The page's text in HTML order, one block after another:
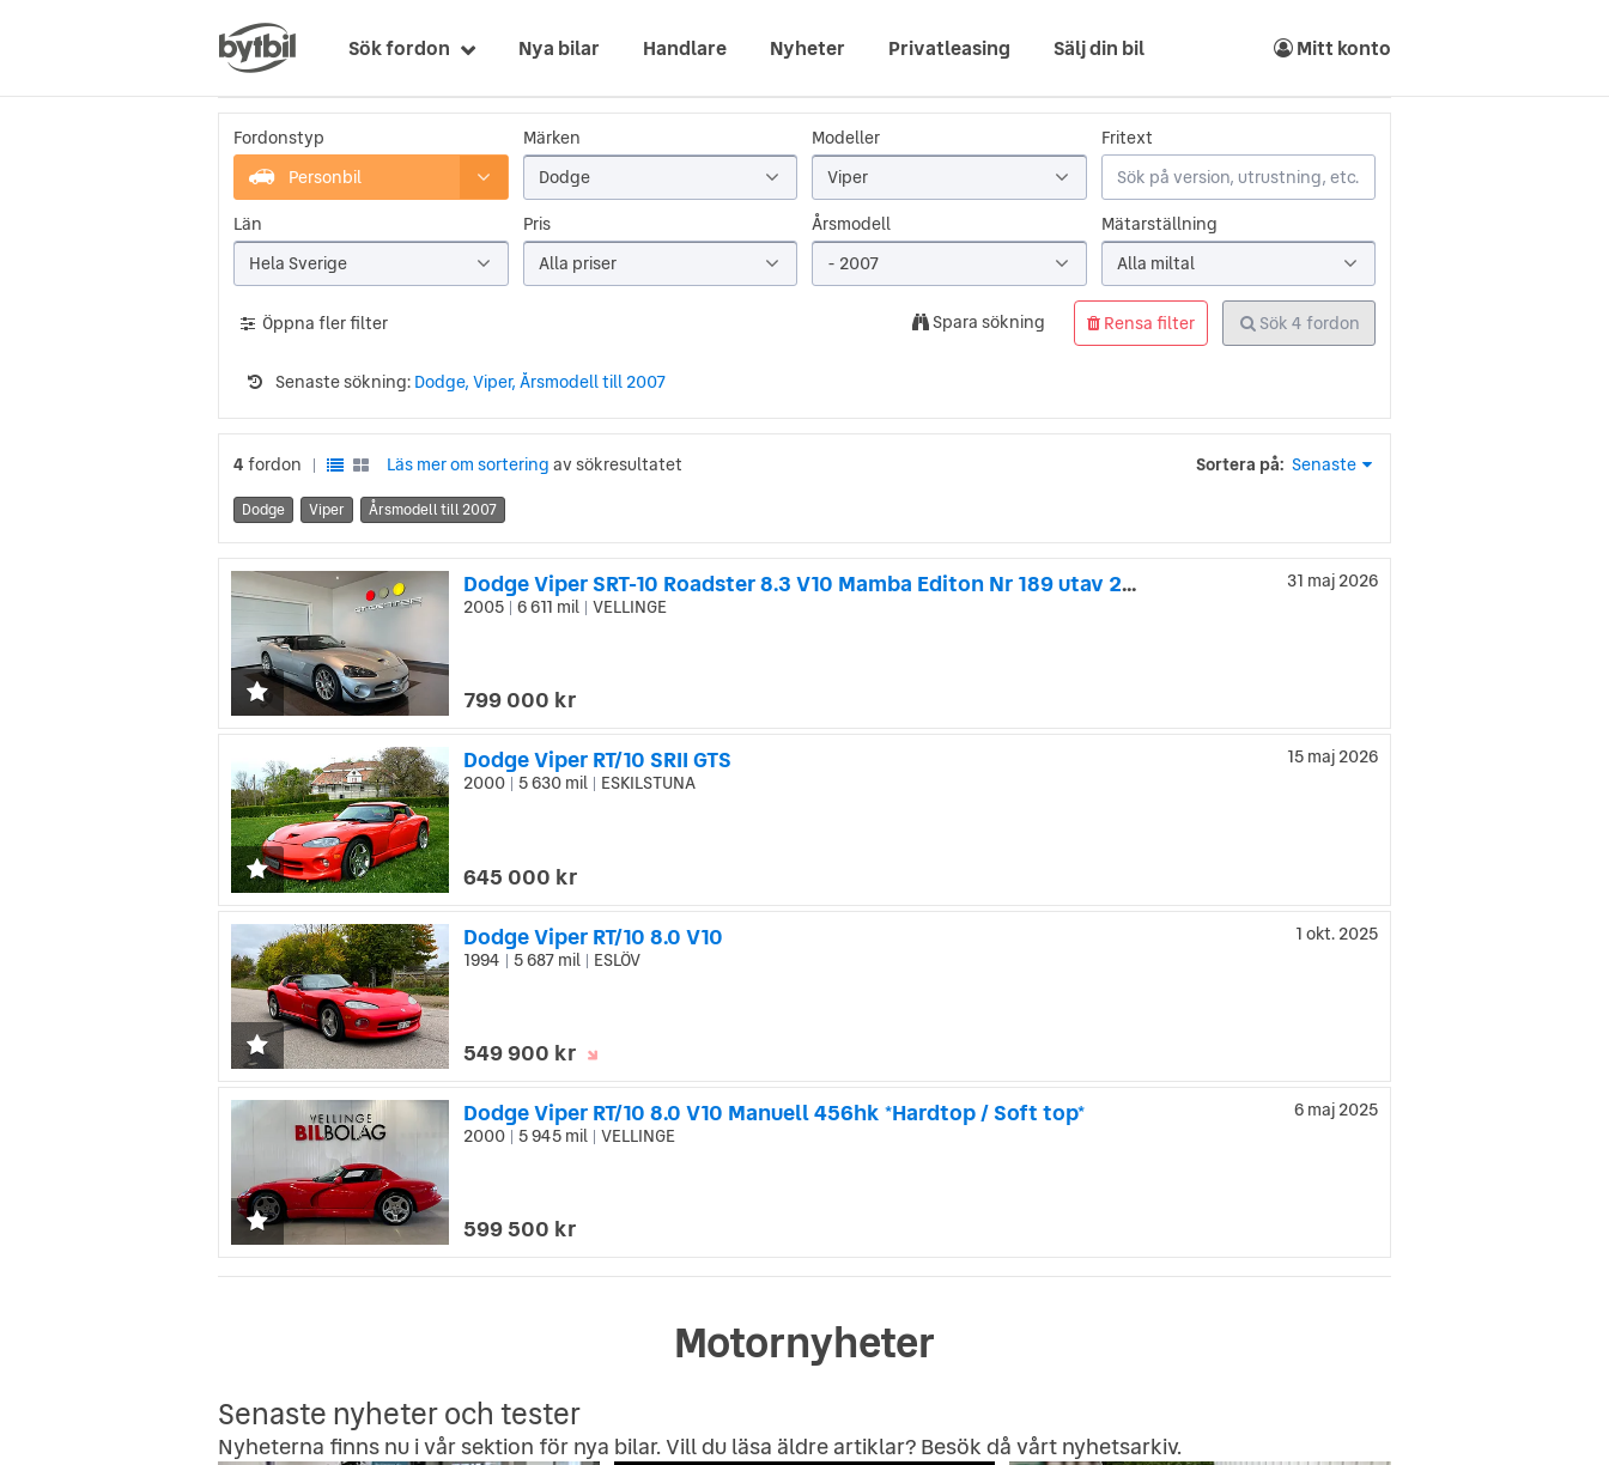
Sök fordon Nya bilar Handlare Nyheter Privatleasing Sälj din bil Mitt konto
Fordonstyp
Personbil
Märken
Dodge
Modeller
Viper
Fritext
Län
Hela Sverige
Pris
Alla priser
Årsmodell
- 2007
Mätarställning
Alla miltal
Öppna fler filter Spara sökning Rensa filter Sök 4 fordon
Senaste sökning: Dodge, Viper, Årsmodell till 2007
4 fordon Läs mer om sortering av sökresultatet Sortera på: Senaste
Dodge Viper Årsmodell till 2007
Dodge Viper SRT-10 Roadster 8.3 V10 Mamba Editon Nr 189 utav 200
2005 6 611 mil VELLINGE
31 maj 2026
799 000 kr
Dodge Viper RT/10 SRII GTS
2000 5 630 mil ESKILSTUNA
15 maj 2026
645 000 kr
Dodge Viper RT/10 8.0 V10
1994 5 687 mil ESLÖV
1 okt. 2025
549 900 kr
Dodge Viper RT/10 8.0 V10 Manuell 456hk *Hardtop / Soft top*
2000 5 945 mil VELLINGE
6 maj 2025
599 500 kr
Motornyheter
Senaste nyheter och tester
Nyheterna finns nu i vår sektion för nya bilar. Vill du läsa äldre artiklar? Besök då vårtnyhetsarkiv.